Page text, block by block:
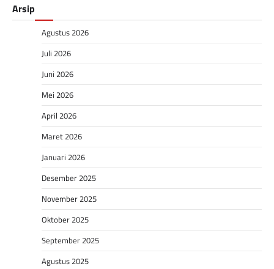
Arsip
Agustus 2026
Juli 2026
Juni 2026
Mei 2026
April 2026
Maret 2026
Januari 2026
Desember 2025
November 2025
Oktober 2025
September 2025
Agustus 2025